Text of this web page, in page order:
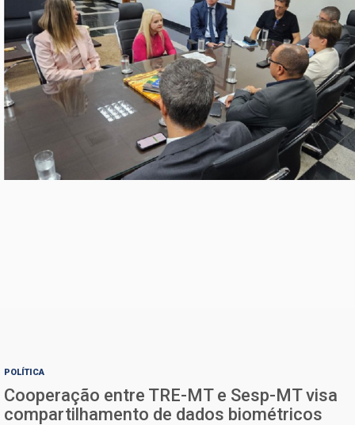
POLÍTICA
Cooperação entre TRE-MT e Sesp-MT visa
compartilhamento de dados biométricos